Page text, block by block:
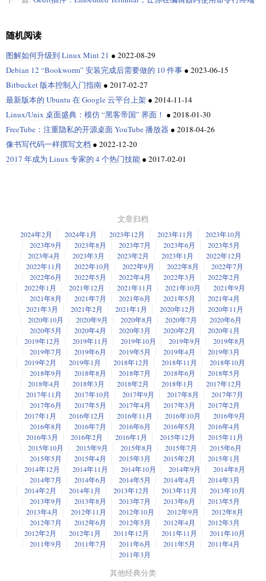
随机阅读
图解如何升级到 Linux Mint 21 ● 2022-08-29
Debian 12 “Bookworm” 安装完成后需要做的 10 件事 ● 2023-06-15
Bitbucket 版本控制入门指南 ● 2017-02-27
最新版本的 Ubuntu 在 Google 云平台上架 ● 2014-11-14
Linux/Unix 桌面盛典：模仿 “黑客帝国” 界面！ ● 2018-01-30
FreeTube：注重隐私的开源桌面 YouTube 播放器 ● 2018-04-26
像书写代码一样撰写文档 ● 2022-12-20
2017 年成为 Linux 专家的 4 个热门技能 ● 2017-02-01
文章归档
2024年2月 2024年1月 2023年12月 2023年11月
2023年10月
2023年9月
2023年8月 2023年7月 2023年6月
2023年5月
2023年4月
2023年3月 2023年2月 2023年1月
2022年12月
2022年11月
2022年10月 2022年9月 2022年8月
2022年7月
2022年6月
2022年5月 2022年4月 2022年3月
2022年2月
2022年1月
2021年12月 2021年11月 2021年10月
2021年9月
2021年8月
2021年7月 2021年6月 2021年5月
2021年4月
2021年3月
2021年2月 2021年1月 2020年12月
2020年11月
2020年10月
2020年9月 2020年8月 2020年7月
2020年6月
2020年5月
2020年4月 2020年3月 2020年2月
2020年1月
2019年12月
2019年11月 2019年10月 2019年9月
2019年8月
2019年7月
2019年6月 2019年5月 2019年4月
2019年3月
2019年2月
2019年1月 2018年12月 2018年11月
2018年10月
2018年9月
2018年8月 2018年7月 2018年6月
2018年5月
2018年4月
2018年3月 2018年2月 2018年1月
2017年12月
2017年11月
2017年10月 2017年9月 2017年8月
2017年7月
2017年6月
2017年5月 2017年4月 2017年3月
2017年2月
2017年1月
2016年12月 2016年11月 2016年10月
2016年9月
2016年8月
2016年7月 2016年6月 2016年5月
2016年4月
2016年3月
2016年2月 2016年1月 2015年12月
2015年11月
2015年10月
2015年9月 2015年8月 2015年7月
2015年6月
2015年5月
2015年4月 2015年3月 2015年2月
2015年1月
2014年12月
2014年11月 2014年10月 2014年9月
2014年8月
2014年7月
2014年6月 2014年5月 2014年4月
2014年3月
2014年2月
2014年1月 2013年12月 2013年11月
2013年10月
2013年9月
2013年8月 2013年7月 2013年6月
2013年5月
2013年4月
2012年11月 2012年10月 2012年9月
2012年8月
2012年7月
2012年6月 2012年5月 2012年4月
2012年3月
2012年2月
2012年1月 2011年12月 2011年11月
2011年10月
2011年9月
2011年7月 2011年6月 2011年5月
2011年4月
2011年3月
其他经典分类